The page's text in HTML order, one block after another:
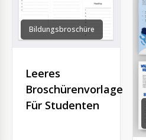
Bildungsbroschüre
Leeres
Broschürenvorlage
Für Studenten